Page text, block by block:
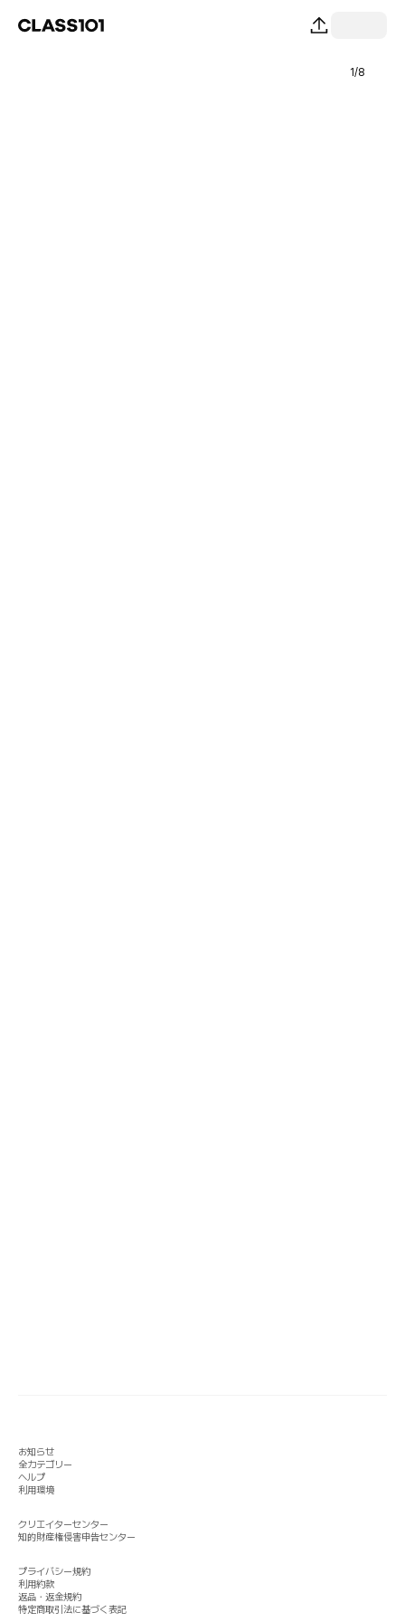
1/8
お知らせ
全カテゴリー
ヘルプ
利用環境
クリエイターセンター
知的財産権侵害申告センター
プライバシー規約
利用約款
返品・返金規約
特定商取引法に基づく表記